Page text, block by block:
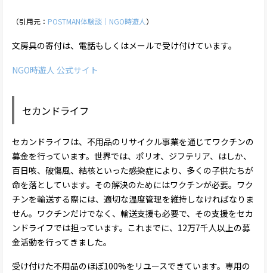
（引用元： POSTMAN体験談｜NGO時遊人 ）
文房具の寄付は、電話もしくはメールで受け付けています。
NGO時遊人 公式サイト
セカンドライフ
セカンドライフは、不用品のリサイクル事業を通じてワクチンの
募金を行っています。世界では、ポリオ、ジフテリア、はしか、
百日咳、破傷風、結核といった感染症により、多くの子供たちが
命を落としています。その解決のためにはワクチンが必要。ワク
チンを輸送する際には、適切な温度管理を維持しなければなりま
せん。ワクチンだけでなく、輸送支援も必要で、その支援をセカ
ンドライフでは担っています。これまでに、12万7千人以上の募
金活動を行ってきました。
受け付けた不用品のほぼ100%をリユースできています。専用の